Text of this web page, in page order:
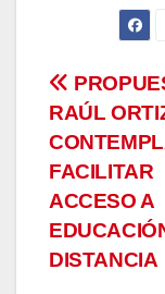
de
RAÚL
FACILITAR
ACCESO A
DISTANCIA